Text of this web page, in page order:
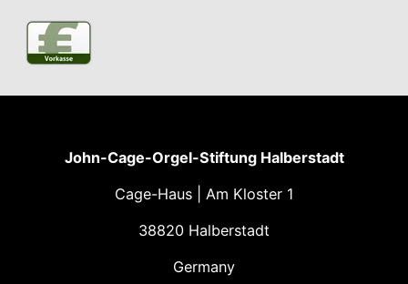
John-Cage-Orgel-Stiftung Halberstadt
Cage-Haus | Am Kloster 1
38820 Halberstadt
Germany